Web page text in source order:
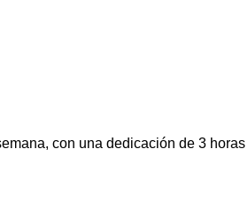
con una dedicación de 3